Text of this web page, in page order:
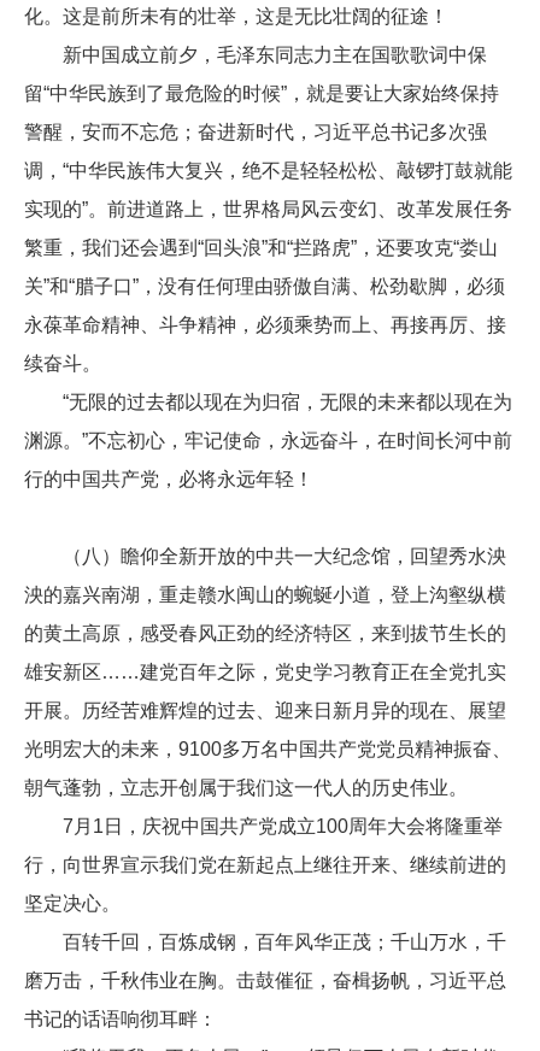
化。这是前所未有的壮举，这是无比壮阔的征途！
新中国成立前夕，毛泽东同志力主在国歌歌词中保
留“中华民族到了最危险的时候”，就是要让大家始终保持
警醒，安而不忘危；奋进新时代，习近平总书记多次强
调，“中华民族伟大复兴，绝不是轻轻松松、敲锣打鼓就能
实现的”。前进道路上，世界格局风云变幻、改革发展任务
繁重，我们还会遇到“回头浪”和“拦路虎”，还要攻克“娄山
关”和“腊子口”，没有任何理由骄傲自满、松劲歇脚，必须
永葆革命精神、斗争精神，必须乘势而上、再接再厉、接
续奋斗。
“无限的过去都以现在为归宿，无限的未来都以现在为
渊源。”不忘初心，牢记使命，永远奋斗，在时间长河中前
行的中国共产党，必将永远年轻！
（八）瞻仰全新开放的中共一大纪念馆，回望秀水泱
泱的嘉兴南湖，重走赣水闽山的蜿蜒小道，登上沟壑纵横
的黄土高原，感受春风正劲的经济特区，来到拔节生长的
雄安新区……建党百年之际，党史学习教育正在全党扎实
开展。历经苦难辉煌的过去、迎来日新月异的现在、展望
光明宏大的未来，9100多万名中国共产党党员精神振奋、
朝气蓬勃，立志开创属于我们这一代人的历史伟业。
7月1日，庆祝中国共产党成立100周年大会将隆重举
行，向世界宣示我们党在新起点上继往开来、继续前进的
坚定决心。
百转千回，百炼成钢，百年风华正茂；千山万水，千
磨万击，千秋伟业在胸。击鼓催征，奋楫扬帆，习近平总
书记的话语响彻耳畔：